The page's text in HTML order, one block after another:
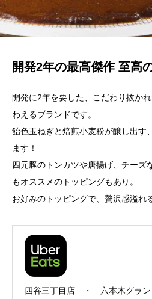
開発2年の最高傑作 至高
開発に2年を要した、こだわり抜か
わえるブランドです。
飴色玉ねぎと焙煎小麦粉が醸し出す
ます！
四元豚のトンカツや唐揚げ、チーズ
もオススメのトッピングもあり。
お好みのトッピングで、贅沢感溢れ
四谷三丁目店 ・ 六本木グラ